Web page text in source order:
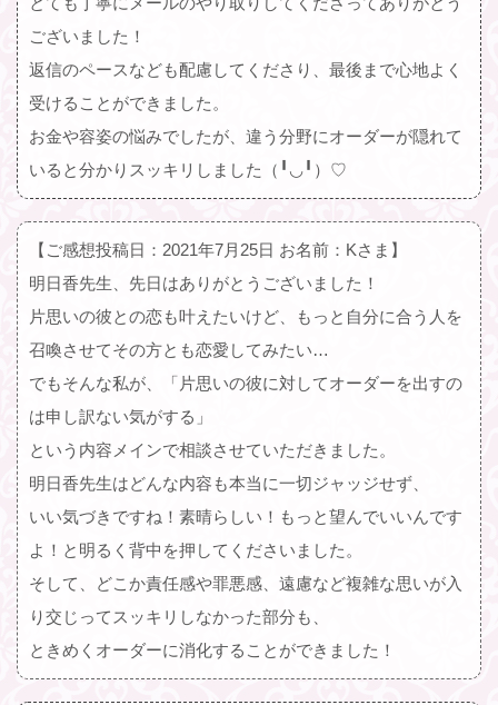
ございました！
返信のペースなども配慮してくださり、最後まで心地よく
受けることができました。
お金や容姿の悩みでしたが、違う分野にオーダーが隠れて
いると分かりスッキリしました（╹◡╹）♡
【ご感想投稿日：2021年7月25日 お名前：Kさま】
明日香先生、先日はありがとうございました！
片思いの彼との恋も叶えたいけど、もっと自分に合う人を
召喚させてその方とも恋愛してみたい…
でもそんな私が、「片思いの彼に対してオーダーを出すの
は申し訳ない気がする」
という内容メインで相談させていただきました。
明日香先生はどんな内容も本当に一切ジャッジせず、
いい気づきですね！素晴らしい！もっと望んでいいんです
よ！と明るく背中を押してくださいました。
そして、どこか責任感や罪悪感、遠慮など複雑な思いが入
り交じってスッキリしなかった部分も、
ときめくオーダーに消化することができました！